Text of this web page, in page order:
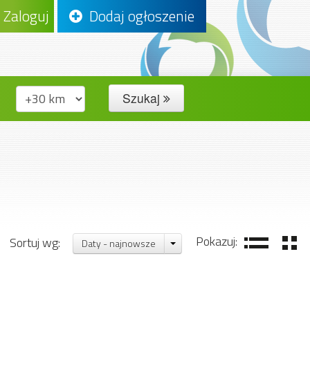
Zaloguj Dodaj ogłoszenie
Szukaj
Pokazuj:
Sortuj wg: Daty - najnowsze